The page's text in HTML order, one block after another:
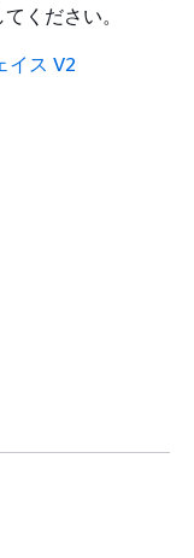
ください。
イス V2